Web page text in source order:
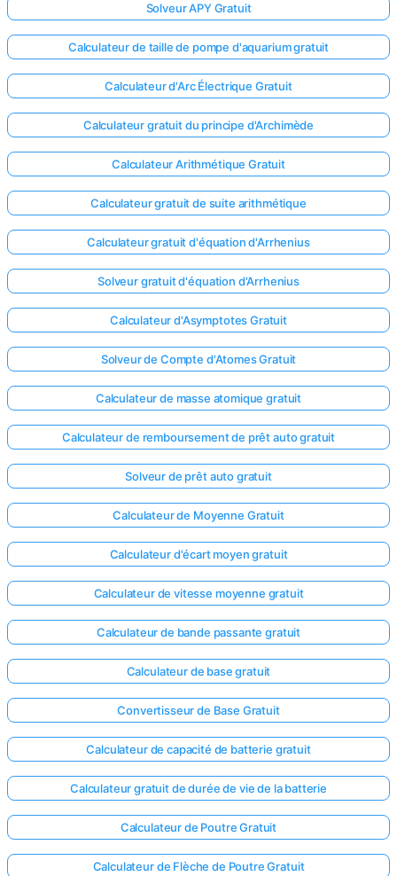
Solveur APY Gratuit
Calculateur de taille de pompe d'aquarium gratuit
Calculateur d'Arc Électrique Gratuit
Calculateur gratuit du principe d'Archimède
Calculateur Arithmétique Gratuit
Calculateur gratuit de suite arithmétique
Calculateur gratuit d'équation d'Arrhenius
Solveur gratuit d'équation d'Arrhenius
Calculateur d'Asymptotes Gratuit
Solveur de Compte d'Atomes Gratuit
Calculateur de masse atomique gratuit
Calculateur de remboursement de prêt auto gratuit
Solveur de prêt auto gratuit
Calculateur de Moyenne Gratuit
Calculateur d'écart moyen gratuit
Calculateur de vitesse moyenne gratuit
Calculateur de bande passante gratuit
Calculateur de base gratuit
Convertisseur de Base Gratuit
Calculateur de capacité de batterie gratuit
Calculateur gratuit de durée de vie de la batterie
Calculateur de Poutre Gratuit
Calculateur de Flèche de Poutre Gratuit